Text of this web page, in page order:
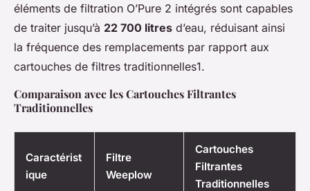
éléments de filtration O’Pure 2 intégrés sont capables
de traiter jusqu’à 22 700 litres d’eau, réduisant ainsi
la fréquence des remplacements par rapport aux
cartouches de filtres traditionnelles1.
Comparaison avec les Cartouches Filtrantes
Traditionnelles
Caractérist
ique
Filtre
Weeplow
Cartouches
Filtrantes
Traditionnelles